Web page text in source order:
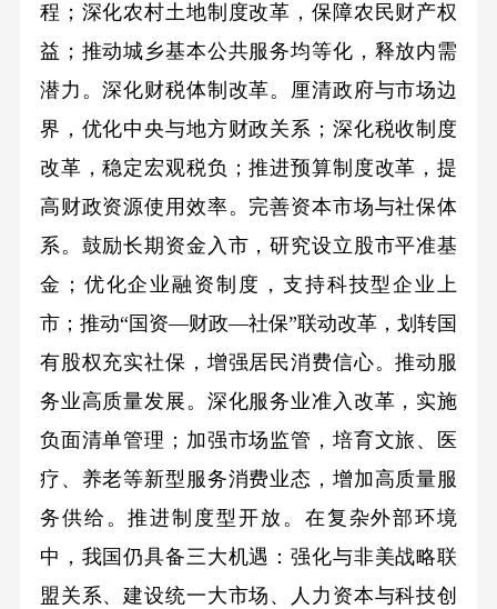
程；深化农村土地制度改革，保障农民财产权
益；推动城乡基本公共服务均等化，释放内需
潜力。深化财税体制改革。厘清政府与市场边
界，优化中央与地方财政关系；深化税收制度
改革，稳定宏观税负；推进预算制度改革，提
高财政资源使用效率。完善资本市场与社保体
系。鼓励长期资金入市，研究设立股市平准基
金；优化企业融资制度，支持科技型企业上
市；推动“国资—财政—社保”联动改革，划转国
有股权充实社保，增强居民消费信心。推动服
务业高质量发展。深化服务业准入改革，实施
负面清单管理；加强市场监管，培育文旅、医
疗、养老等新型服务消费业态，增加高质量服
务供给。推进制度型开放。在复杂外部环境
中，我国仍具备三大机遇：强化与非美战略联
盟关系、建设统一大市场、人力资本与科技创